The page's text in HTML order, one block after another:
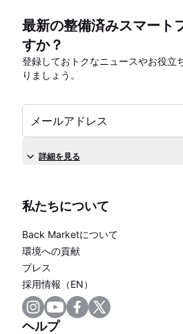
最新の整備済みスマート
すか？
登録しておトクなニュースやお役立
りましょう。
メールアドレス
詳細を見る
私たちについて
Back Marketについて
環境への貢献
プレス
採用情報（EN）
ヘルプ